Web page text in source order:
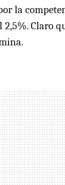
la
2,5%. Claro